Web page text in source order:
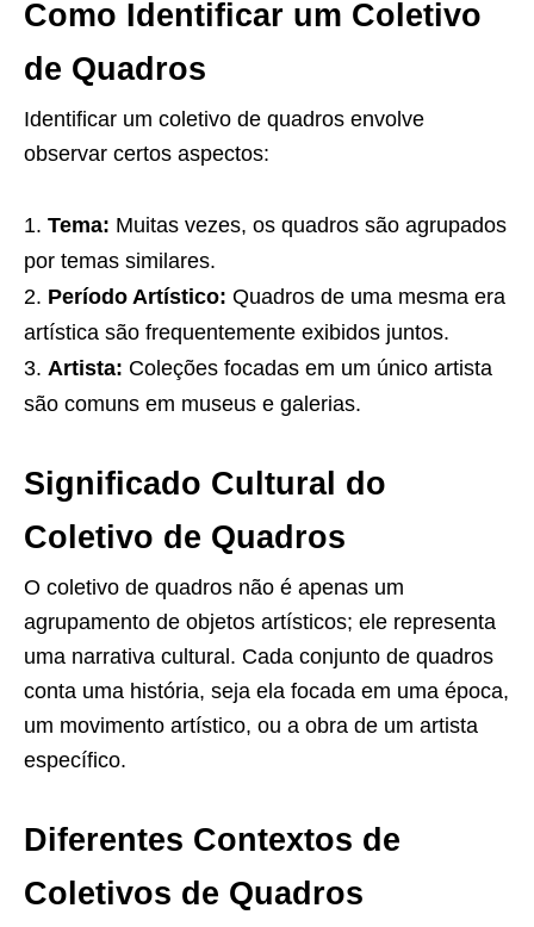
Como Identificar um Coletivo
de Quadros
Identificar um coletivo de quadros envolve
observar certos aspectos:
Tema: Muitas vezes, os quadros são agrupados
por temas similares.
Período Artístico: Quadros de uma mesma era
artística são frequentemente exibidos juntos.
Artista: Coleções focadas em um único artista
são comuns em museus e galerias.
Significado Cultural do
Coletivo de Quadros
O coletivo de quadros não é apenas um
agrupamento de objetos artísticos; ele representa
uma narrativa cultural. Cada conjunto de quadros
conta uma história, seja ela focada em uma época,
um movimento artístico, ou a obra de um artista
específico.
Diferentes Contextos de
Coletivos de Quadros